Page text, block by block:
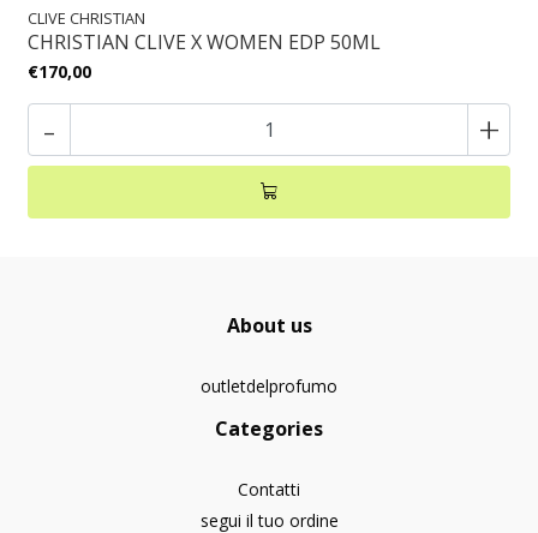
CLIVE CHRISTIAN
CHRISTIAN CLIVE X WOMEN EDP 50ML
€170,00
- +
About us
outletdelprofumo
Categories
Contatti
segui il tuo ordine